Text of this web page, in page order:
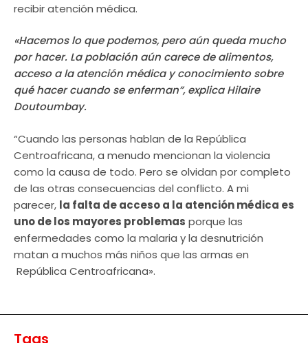
recibir atención médica.
«Hacemos lo que podemos, pero aún queda mucho
por hacer. La población aún carece de alimentos,
acceso a la atención médica y conocimiento sobre
qué hacer cuando se enferman”, explica Hilaire
Doutoumbay.
“Cuando las personas hablan de la República
Centroafricana, a menudo mencionan la violencia
como la causa de todo. Pero se olvidan por completo
de las otras consecuencias del conflicto. A mi
parecer, la falta de acceso a la atención médica es
uno de los mayores problemas porque las
enfermedades como la malaria y la desnutrición
matan a muchos más niños que las armas en
República Centroafricana».
Tags